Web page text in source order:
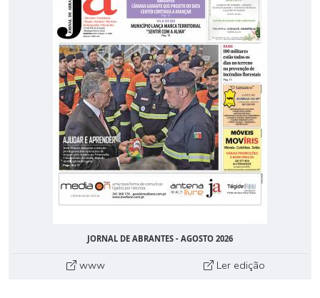
JORNAL DE ABRANTES - AGOSTO 2026
www Ler edição